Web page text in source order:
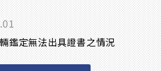
輛鑑定無法出具證書之情況